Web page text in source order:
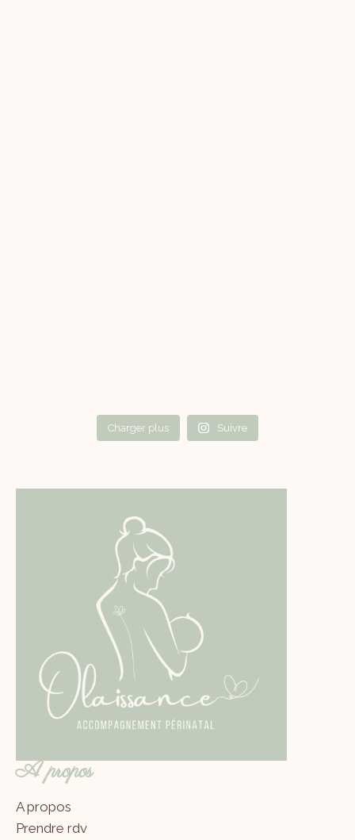
Charger plus Suivre
A propos
A propos
Prendre rdv